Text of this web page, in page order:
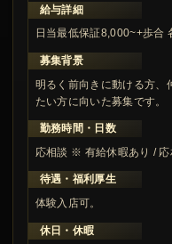
給与詳細
日当最低保証8,000~+歩合
募集背景
明るく前向きに動ける方、
たい方に向いた募集です。
勤務時間・日数
応相談 ※ 有給休暇あり /
待遇・福利厚生
体験入店可。
休日・休暇